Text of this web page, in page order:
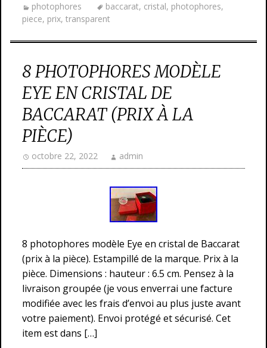
photophores baccarat, cristal, photophores,
piece, prix, transparent
8 PHOTOPHORES MODÈLE
EYE EN CRISTAL DE
BACCARAT (PRIX À LA
PIÈCE)
octobre 22, 2022 admin
8 photophores modèle Eye en cristal de Baccarat
(prix à la pièce). Estampillé de la marque. Prix à la
pièce. Dimensions : hauteur : 6.5 cm. Pensez à la
livraison groupée (je vous enverrai une facture
modifiée avec les frais d’envoi au plus juste avant
votre paiement). Envoi protégé et sécurisé. Cet
item est dans […]